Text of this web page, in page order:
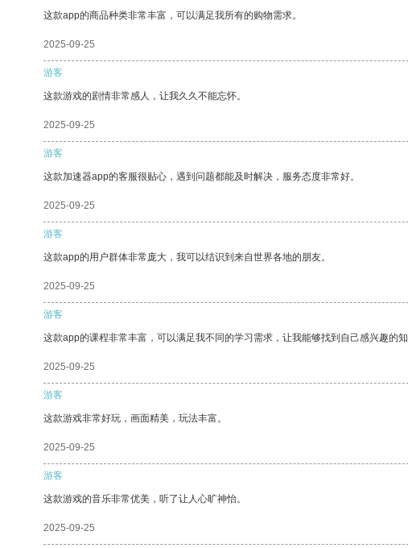
这款app的商品种类非常丰富，可以满足我所有的购物需求。
2025-09-25
游客
这款游戏的剧情非常感人，让我久久不能忘怀。
2025-09-25
游客
这款加速器app的客服很贴心，遇到问题都能及时解决，服务态度非常好。
2025-09-25
游客
这款app的用户群体非常庞大，我可以结识到来自世界各地的朋友。
2025-09-25
游客
这款app的课程非常丰富，可以满足我不同的学习需求，让我能够找到自己感兴趣的知
2025-09-25
游客
这款游戏非常好玩，画面精美，玩法丰富。
2025-09-25
游客
这款游戏的音乐非常优美，听了让人心旷神怡。
2025-09-25